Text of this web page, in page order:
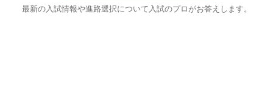
最新の入試情報や進路選択について入試のプロがお答えします。